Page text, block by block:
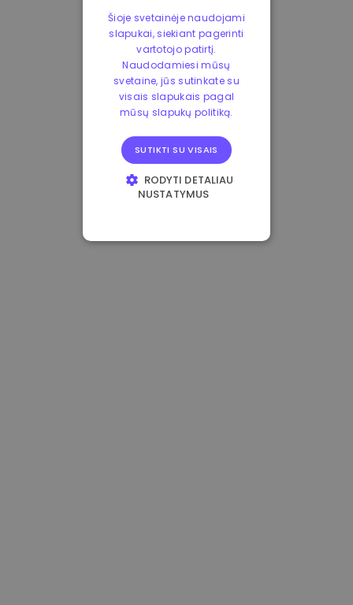
Šioje svetainėje naudojami
slapukai, siekiant pagerinti
vartotojo patirtį.
Naudodamiesi mūsų
svetaine, jūs sutinkate su
visais slapukais pagal
mūsų slapukų politiką.
SUTIKTI SU VISAIS
RODYTI DETALIAU
NUSTATYMUS